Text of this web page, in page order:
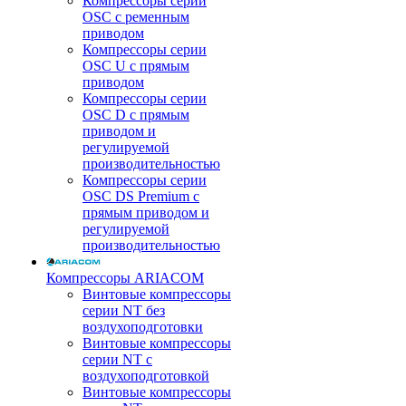
OSC с ременным
приводом
Компрессоры серии
OSC U с прямым
приводом
Компрессоры серии
OSC D с прямым
приводом и
регулируемой
производительностью
Компрессоры серии
OSC DS Premium с
прямым приводом и
регулируемой
производительностью
Компрессоры ARIACOM
Винтовые компрессоры
серии NT без
воздухоподготовки
Винтовые компрессоры
серии NT c
воздухоподготовкой
Винтовые компрессоры